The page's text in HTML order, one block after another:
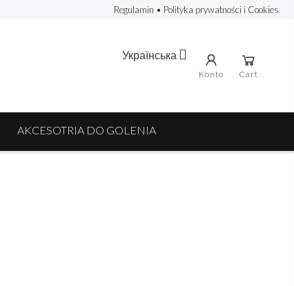
Regulamin • Polityka prywatności i Cookies
Українська 
Konto Cart
AKCESOTRIA DO GOLENIA